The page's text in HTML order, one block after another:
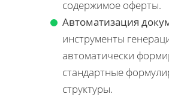
содержимое оферты.
Автоматизация
инструменты
автоматически
стандартные
структуры.